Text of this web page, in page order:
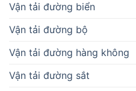
Vận tải đường biển
Vận tải đường bộ
Vận tải đường hàng không
Vận tải đường sắt